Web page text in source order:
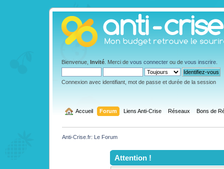
Bienvenue, Invité . Merci de vous connecter ou de vous inscrire
Connexion avec identifiant, mot de passe et durée de la session
Accueil Forum Liens Anti-Crise Réseaux Bons de
Anti-Crise.fr: Le Forum
Attention !